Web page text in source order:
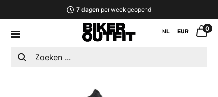
7 dagenper week geopend
NL EUR 0